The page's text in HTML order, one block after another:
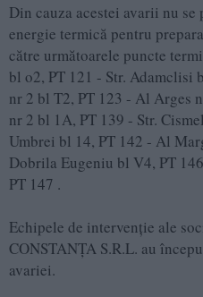
Din cauza acestei avarii nu se
energie termică pentru
către următoarele puncte
bl o2, PT 121 - Str. Adamclisi
nr 2 bl T2, PT 123 - Al Arges
nr 2 bl 1A, PT 139 - Str.
Umbrei bl 14, PT 142 - Al
Dobrila Eugeniu bl V4, PT
PT 147 .
Echipele de intervenție ale
CONSTANȚA S.R.L. au
avariei.